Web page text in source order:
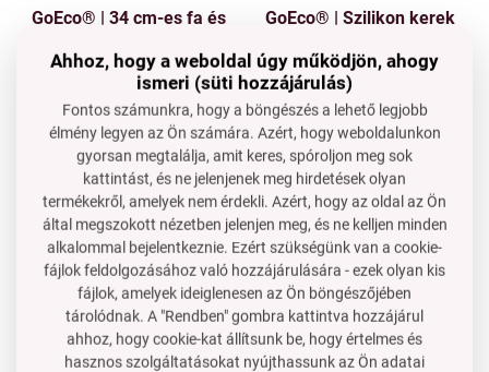
GoEco® | 34 cm-es fa és
komposztálható
6 PE
2 690 Ft
A kosárba
Raktáron
GoEco® | Szilikon kerek
élethosszig tartó &
könnyen mosható | piros
Ár neked
5 390 Ft
Raktáron
PRAKTIK | Dizájnos WC
kefe tartálly | szabadon
álló WC kefe
10 PE
Ár neked
4 490 Ft
Akció
5 300
GoEco® | Bambusz WC
papír tartó és vécékefe | 83
cm
40 PE
Akció 5 300 Ft
17 790 Ft
Ahhoz, hogy a weboldal úgy működjön, ahogy
ismeri (süti hozzájárulás)
Fontos számunkra, hogy a böngészés a lehető legjobb
élmény legyen az Ön számára. Azért, hogy weboldalunkon
gyorsan megtalálja, amit keres, spóroljon meg sok
kattintást, és ne jelenjenek meg hirdetések olyan
termékekről, amelyek nem érdekli. Azért, hogy az oldal az Ön
által megszokott nézetben jelenjen meg, és ne kelljen minden
alkalommal bejelentkeznie. Ezért szükségünk van a cookie-
fájlok feldolgozásához való hozzájárulására - ezek olyan kis
fájlok, amelyek ideiglenesen az Ön böngészőjében
tárolódnak. A "Rendben" gombra kattintva hozzájárul
ahhoz, hogy cookie-kat állítsunk be, hogy értelmes és
hasznos szolgáltatásokat nyújthassunk az Ön adatai